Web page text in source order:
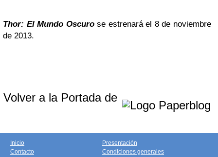
Thor: El Mundo Oscurose estrenará el 8 de noviembre
de 2013.
Volver a la Portada de
Inicio
Contacto
Presentación
Condiciones generales